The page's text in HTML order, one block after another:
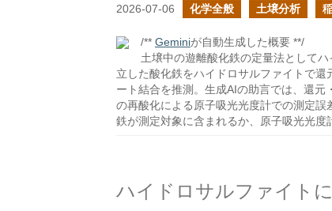
2026-07-06 化学全般 土壌分析
/** Geminiが自動生成した概要 **/
土壌中の遊離酸化鉄の定量法として
立した酸化鉄をハイドロサルファイトで
ート結合を推測。生成AIの助言では、還
の再酸化による原子吸光光度計での測定
鉄が測定対象に含まれるか、原子吸光光度
ハイドロサルファイト